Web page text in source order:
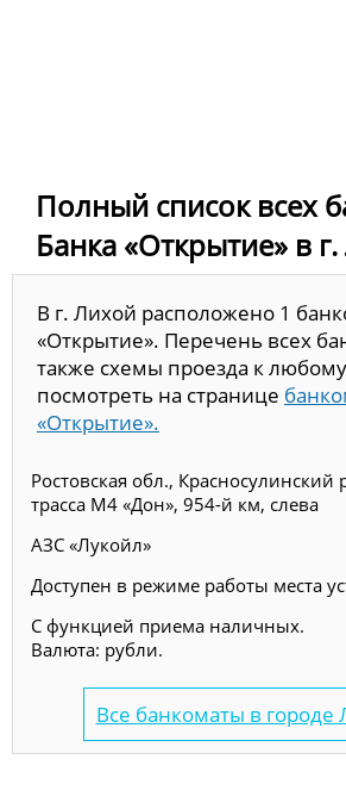
Полный список всех
Банка «Открытие» в
В г. Лихой расположено 1
«Открытие». Перечень всех
также схемы проезда к
посмотреть на странице
«Открытие».
Ростовская обл., Красносулинский
трасса М4 «Дон», 954-й км, слева
АЗС «Лукойл»
Доступен в режиме работы места
С функцией приема наличных.
Валюта: рубли.
Все банкоматы в городе